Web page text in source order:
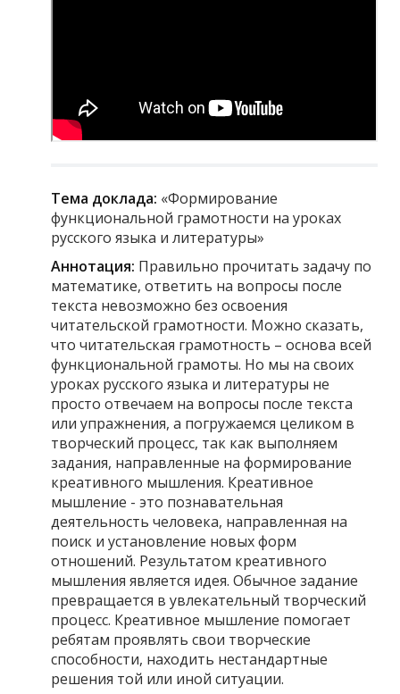
Тема доклада: «Формирование
функциональной грамотности на уроках
русского языка и литературы»
Аннотация: Правильно прочитать задачу по
математике, ответить на вопросы после
текста невозможно без освоения
читательской грамотности. Можно сказать,
что читательская грамотность – основа всей
функциональной грамоты. Но мы на своих
уроках русского языка и литературы не
просто отвечаем на вопросы после текста
или упражнения, а погружаемся целиком в
творческий процесс, так как выполняем
задания, направленные на формирование
креативного мышления. Креативное
мышление - это познавательная
деятельность человека, направленная на
поиск и установление новых форм
отношений. Результатом креативного
мышления является идея. Обычное задание
превращается в увлекательный творческий
процесс. Креативное мышление помогает
ребятам проявлять свои творческие
способности, находить нестандартные
решения той или иной ситуации.